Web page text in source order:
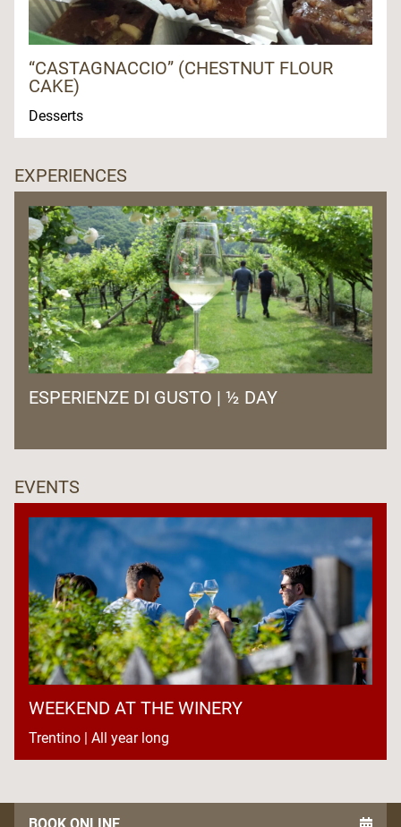
“CASTAGNACCIO” (CHESTNUT FLOUR
CAKE)
Desserts
EXPERIENCES
ESPERIENZE DI GUSTO | ½ DAY
EVENTS
WEEKEND AT THE WINERY
Trentino | All year long